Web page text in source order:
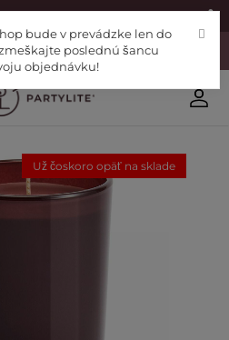
v prevádzke len do 30. novembra
šancu uskutočniť svoju objednávku!
Už čoskoro opäť na sklade
bude v prevádzke len do
poslednú šancu
objednávku!